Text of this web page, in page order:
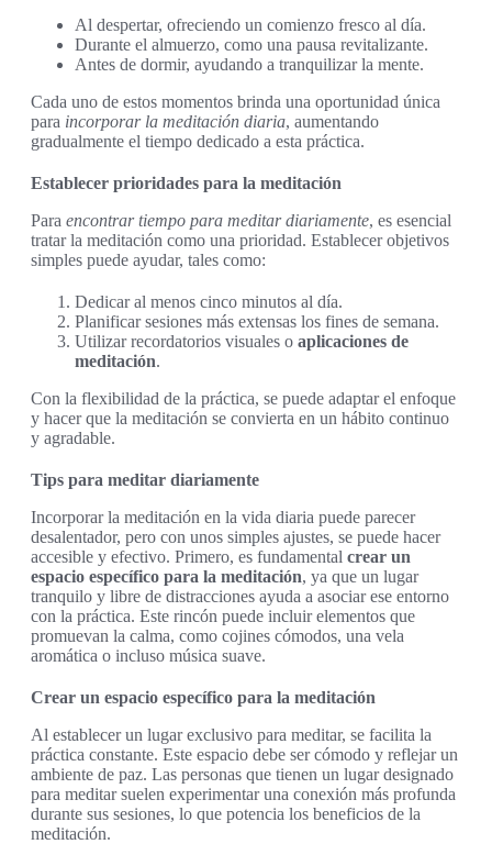
Al despertar, ofreciendo un comienzo fresco al día.
Durante el almuerzo, como una pausa revitalizante.
Antes de dormir, ayudando a tranquilizar la mente.
Cada uno de estos momentos brinda una oportunidad única
para incorporar la meditación diaria, aumentando
gradualmente el tiempo dedicado a esta práctica.
Establecer prioridades para la meditación
Para encontrar tiempo para meditar diariamente, es esencial
tratar la meditación como una prioridad. Establecer objetivos
simples puede ayudar, tales como:
Dedicar al menos cinco minutos al día.
Planificar sesiones más extensas los fines de semana.
Utilizar recordatorios visuales o aplicaciones de
meditación.
Con la flexibilidad de la práctica, se puede adaptar el enfoque
y hacer que la meditación se convierta en un hábito continuo
y agradable.
Tips para meditar diariamente
Incorporar la meditación en la vida diaria puede parecer
desalentador, pero con unos simples ajustes, se puede hacer
accesible y efectivo. Primero, es fundamental crear un
espacio específico para la meditación, ya que un lugar
tranquilo y libre de distracciones ayuda a asociar ese entorno
con la práctica. Este rincón puede incluir elementos que
promuevan la calma, como cojines cómodos, una vela
aromática o incluso música suave.
Crear un espacio específico para la meditación
Al establecer un lugar exclusivo para meditar, se facilita la
práctica constante. Este espacio debe ser cómodo y reflejar un
ambiente de paz. Las personas que tienen un lugar designado
para meditar suelen experimentar una conexión más profunda
durante sus sesiones, lo que potencia los beneficios de la
meditación.